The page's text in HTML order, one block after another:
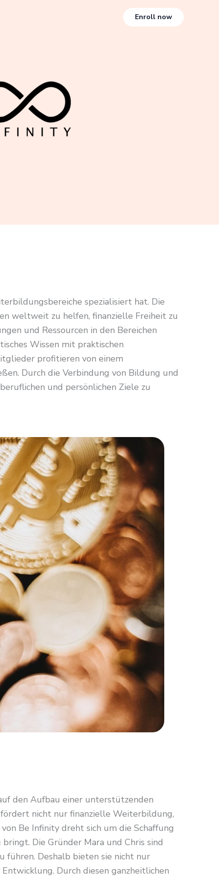
Enroll now
spezialisiert hat. Die
weltweit zu helfen, finanzielle Freiheit zu
und Ressourcen in den Bereichen
Wissen mit praktischen
profitieren von einem
Durch die Verbindung von Bildung und
und persönlichen Ziele zu
den Aufbau einer unterstützenden
nicht nur finanzielle Weiterbildung,
Be Infinity dreht sich um die Schaffung
Die Gründer Mara und Chris sind
führen. Deshalb bieten sie nicht nur
Durch diesen ganzheitlichen